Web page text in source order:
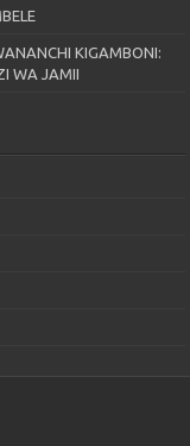
KIGAMBONI:
WA JAMII